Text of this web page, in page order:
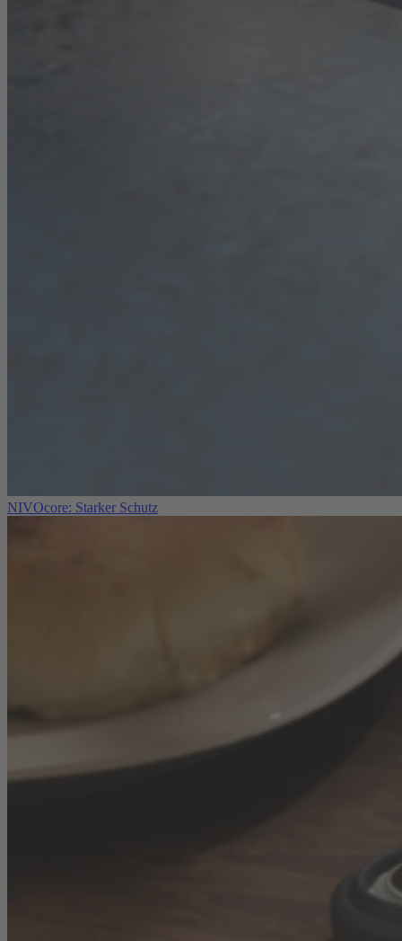
NIVOcore: Starker Schutz